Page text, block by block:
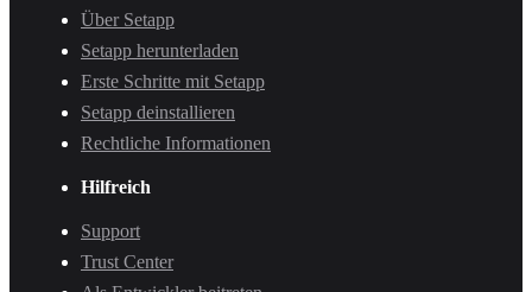
Über Setapp
Setapp herunterladen
Erste Schritte mit Setapp
Setapp deinstallieren
Rechtliche Informationen
Hilfreich
Support
Trust Center